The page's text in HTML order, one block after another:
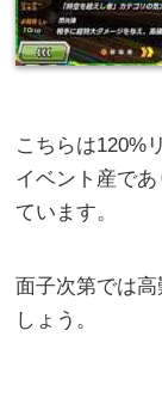
こちらは120%
イベント産で
ています。
面子次第では
しょう。